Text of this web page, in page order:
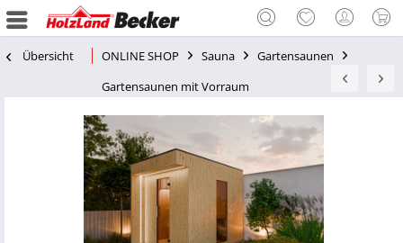
Übersicht ONLINE SHOP Sauna
Gartensaunen
Gartensaunen mit Vorraum